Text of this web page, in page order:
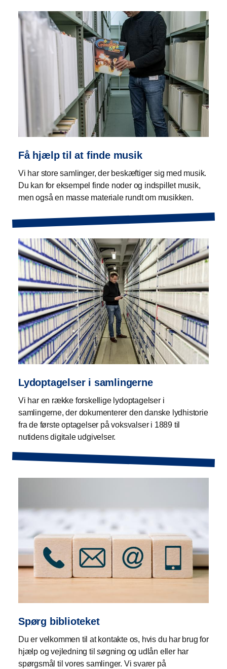
Få hjælp til at finde musik
Vi har store samlinger, der beskæftiger sig med musik.
Du kan for eksempel finde noder og indspillet musik,
men også en masse materiale rundt om musikken.
Lydoptagelser i samlingerne
Vi har en række forskellige lydoptagelser i
samlingerne, der dokumenterer den danske lydhistorie
fra de første optagelser på voksvalser i 1889 til
nutidens digitale udgivelser.
Spørg biblioteket
Du er velkommen til at kontakte os, hvis du har brug for
hjælp og vejledning til søgning og udlån eller har
spørgsmål til vores samlinger. Vi svarer på